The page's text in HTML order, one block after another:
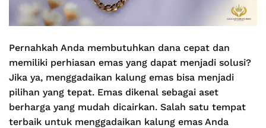
Pernahkah Anda membutuhkan dana cepat dan
memiliki perhiasan emas yang dapat menjadi solusi?
Jika ya, menggadaikan kalung emas bisa menjadi
pilihan yang tepat. Emas dikenal sebagai aset
berharga yang mudah dicairkan. Salah satu tempat
terbaik untuk menggadaikan kalung emas Anda